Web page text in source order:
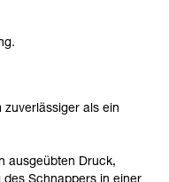
zuverlässiger als ein
ausgeübten Druck,